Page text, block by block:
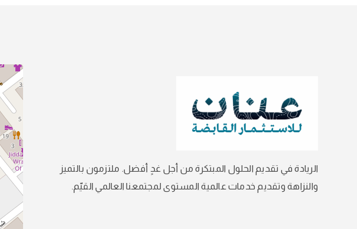
الريادة في تقديم الحلول المبتكرة من أجل غدٍ أفضل. ملتزمون بالتميز
والنزاهة وتقديم خدمات عالمية المستوى لمجتمعنا العالمي القيّم.